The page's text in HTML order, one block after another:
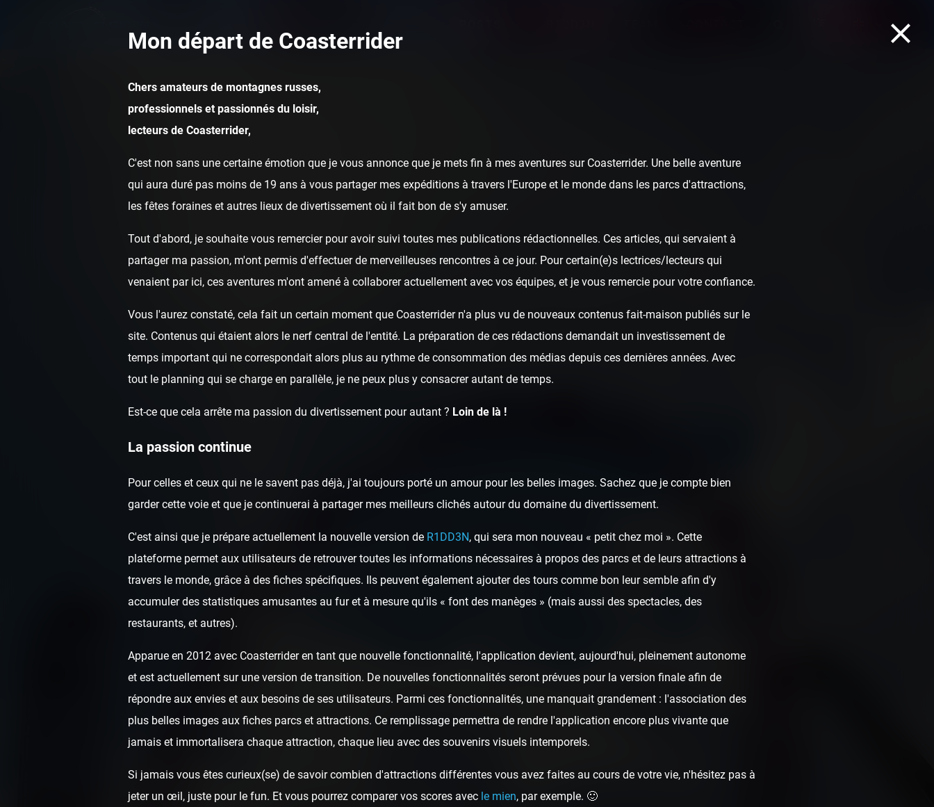
Mon départ de Coasterrider
Chers amateurs de montagnes russes,
professionnels et passionnés du loisir,
lecteurs de Coasterrider,
C'est non sans une certaine émotion que je vous annonce que je mets fin à mes aventures sur Coasterrider. Une belle aventure
qui aura duré pas moins de 19 ans à vous partager mes expéditions à travers l'Europe et le monde dans les parcs d'attractions,
les fêtes foraines et autres lieux de divertissement où il fait bon de s'y amuser.
Tout d'abord, je souhaite vous remercier pour avoir suivi toutes mes publications rédactionnelles. Ces articles, qui servaient à
partager ma passion, m'ont permis d'effectuer de merveilleuses rencontres à ce jour. Pour certain(e)s lectrices/lecteurs qui
venaient par ici, ces aventures m'ont amené à collaborer actuellement avec vos équipes, et je vous remercie pour votre confiance.
Vous l'aurez constaté, cela fait un certain moment que Coasterrider n'a plus vu de nouveaux contenus fait-maison publiés sur le
site. Contenus qui étaient alors le nerf central de l'entité. La préparation de ces rédactions demandait un investissement de
temps important qui ne correspondait alors plus au rythme de consommation des médias depuis ces dernières années. Avec
tout le planning qui se charge en parallèle, je ne peux plus y consacrer autant de temps.
Est-ce que cela arrête ma passion du divertissement pour autant ? Loin de là !
La passion continue
Pour celles et ceux qui ne le savent pas déjà, j'ai toujours porté un amour pour les belles images. Sachez que je compte bien
garder cette voie et que je continuerai à partager mes meilleurs clichés autour du domaine du divertissement.
C'est ainsi que je prépare actuellement la nouvelle version de R1DD3N, qui sera mon nouveau « petit chez moi ». Cette
plateforme permet aux utilisateurs de retrouver toutes les informations nécessaires à propos des parcs et de leurs attractions à
travers le monde, grâce à des fiches spécifiques. Ils peuvent également ajouter des tours comme bon leur semble afin d'y
accumuler des statistiques amusantes au fur et à mesure qu'ils « font des manèges » (mais aussi des spectacles, des
restaurants, et autres).
Apparue en 2012 avec Coasterrider en tant que nouvelle fonctionnalité, l'application devient, aujourd'hui, pleinement autonome
et est actuellement sur une version de transition. De nouvelles fonctionnalités seront prévues pour la version finale afin de
répondre aux envies et aux besoins de ses utilisateurs. Parmi ces fonctionnalités, une manquait grandement : l'association des
plus belles images aux fiches parcs et attractions. Ce remplissage permettra de rendre l'application encore plus vivante que
jamais et immortalisera chaque attraction, chaque lieu avec des souvenirs visuels intemporels.
Si jamais vous êtes curieux(se) de savoir combien d'attractions différentes vous avez faites au cours de votre vie, n'hésitez pas à
jeter un œil, juste pour le fun. Et vous pourrez comparer vos scores avec le mien, par exemple. 🙂